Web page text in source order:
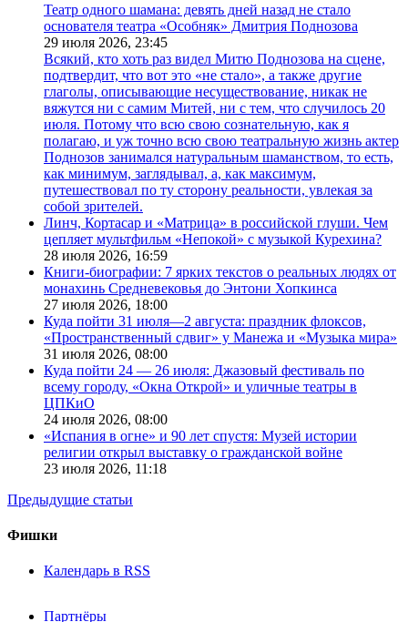
Театр одного шамана: девять дней назад не стало
основателя театра «Особняк» Дмитрия Поднозова
29 июля 2026, 23:45
Всякий, кто хоть раз видел Митю Поднозова на сцене,
подтвердит, что вот это «не стало», а также другие
глаголы, описывающие несуществование, никак не
вяжутся ни с самим Митей, ни с тем, что случилось 20
июля. Потому что всю свою сознательную, как я
полагаю, и уж точно всю свою театральную жизнь актер
Поднозов занимался натуральным шаманством, то есть,
как минимум, заглядывал, а, как максимум,
путешествовал по ту сторону реальности, увлекая за
собой зрителей.
Линч, Кортасар и «Матрица» в российской глуши. Чем
цепляет мультфильм «Непокой» с музыкой Курехина?
28 июля 2026, 16:59
Книги-биографии: 7 ярких текстов о реальных людях от
монахинь Средневековья до Энтони Хопкинса
27 июля 2026, 18:00
Куда пойти 31 июля—2 августа: праздник флоксов,
«Пространственный сдвиг» у Манежа и «Музыка мира»
31 июля 2026, 08:00
Куда пойти 24 — 26 июля: Джазовый фестиваль по
всему городу, «Окна Открой» и уличные театры в
ЦПКиО
24 июля 2026, 08:00
«Испания в огне» и 90 лет спустя: Музей истории
религии открыл выставку о гражданской войне
23 июля 2026, 11:18
Предыдущие статьи
Фишки
Календарь в RSS
Партнёры